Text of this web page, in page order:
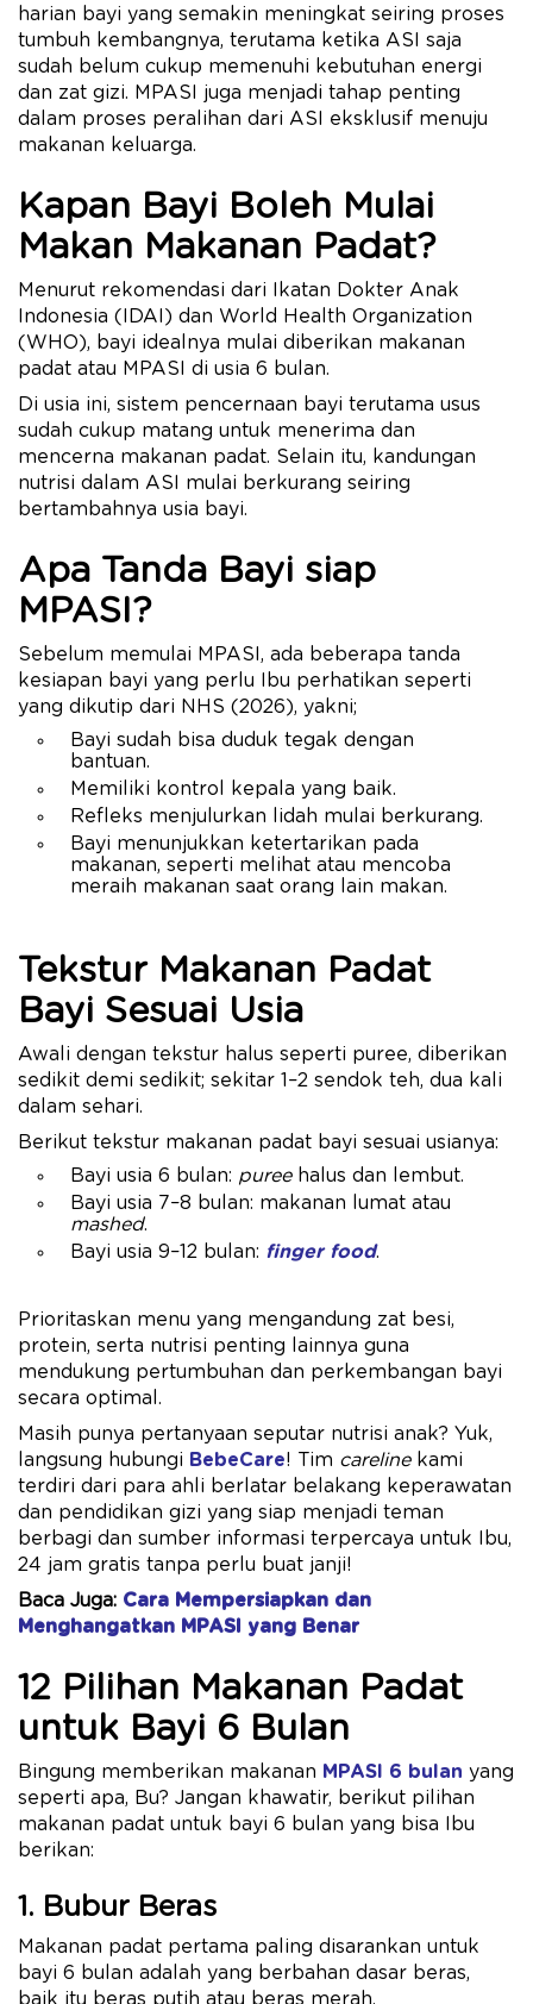
harian bayi yang semakin meningkat seiring proses
tumbuh kembangnya, terutama ketika ASI saja
sudah belum cukup memenuhi kebutuhan energi
dan zat gizi. MPASI juga menjadi tahap penting
dalam proses peralihan dari ASI eksklusif menuju
makanan keluarga.
Kapan Bayi Boleh Mulai
Makan Makanan Padat?
Menurut rekomendasi dari Ikatan Dokter Anak
Indonesia (IDAI) dan World Health Organization
(WHO), bayi idealnya mulai diberikan makanan
padat atau MPASI di usia 6 bulan.
Di usia ini, sistem pencernaan bayi terutama usus
sudah cukup matang untuk menerima dan
mencerna makanan padat. Selain itu, kandungan
nutrisi dalam ASI mulai berkurang seiring
bertambahnya usia bayi.
Apa Tanda Bayi siap
MPASI?
Sebelum memulai MPASI, ada beberapa tanda
kesiapan bayi yang perlu Ibu perhatikan seperti
yang dikutip dari NHS (2026), yakni;
Bayi sudah bisa duduk tegak dengan
bantuan.
Memiliki kontrol kepala yang baik.
Refleks menjulurkan lidah mulai berkurang.
Bayi menunjukkan ketertarikan pada
makanan, seperti melihat atau mencoba
meraih makanan saat orang lain makan.
Tekstur Makanan Padat
Bayi Sesuai Usia
Awali dengan tekstur halus seperti puree, diberikan
sedikit demi sedikit; sekitar 1–2 sendok teh, dua kali
dalam sehari.
Berikut tekstur makanan padat bayi sesuai usianya:
Bayi usia 6 bulan: pureehalus dan lembut.
Bayi usia 7–8 bulan: makanan lumat atau
mashed.
Bayi usia 9–12 bulan: finger food.
Prioritaskan menu yang mengandung zat besi,
protein, serta nutrisi penting lainnya guna
mendukung pertumbuhan dan perkembangan bayi
secara optimal.
Masih punya pertanyaan seputar nutrisi anak? Yuk,
langsung hubungi BebeCare! Tim carelinekami
terdiri dari para ahli berlatar belakang keperawatan
dan pendidikan gizi yang siap menjadi teman
berbagi dan sumber informasi terpercaya untuk Ibu,
24 jam gratis tanpa perlu buat janji!
Baca Juga: Cara Mempersiapkan dan
Menghangatkan MPASI yang Benar
12 Pilihan Makanan Padat
untuk Bayi 6 Bulan
Bingung memberikan makanan MPASI 6 bulan yang
seperti apa, Bu? Jangan khawatir, berikut pilihan
makanan padat untuk bayi 6 bulan yang bisa Ibu
berikan:
1. Bubur Beras
Makanan padat pertama paling disarankan untuk
bayi 6 bulan adalah yang berbahan dasar beras,
baik itu beras putih atau beras merah.